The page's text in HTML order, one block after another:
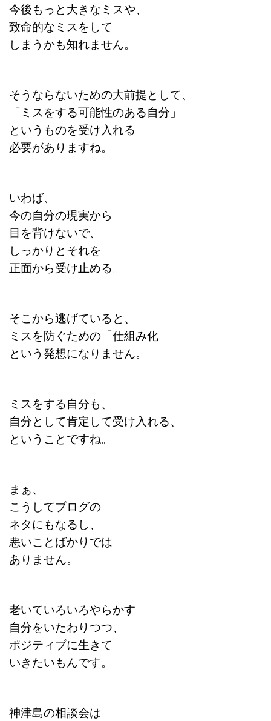
今後もっと大きなミスや、
致命的なミスをして
しまうかも知れません。
そうならないための大前提として、
「ミスをする可能性のある自分」
というものを受け入れる
必要がありますね。
いわば、
今の自分の現実から
目を背けないで、
しっかりとそれを
正面から受け止める。
そこから逃げていると、
ミスを防ぐための「仕組み化」
という発想になりません。
ミスをする自分も、
自分として肯定して受け入れる、
ということですね。
まぁ、
こうしてブログの
ネタにもなるし、
悪いことばかりでは
ありません。
老いていろいろやらかす
自分をいたわりつつ、
ポジティブに生きて
いきたいもんです。
神津島の相談会は